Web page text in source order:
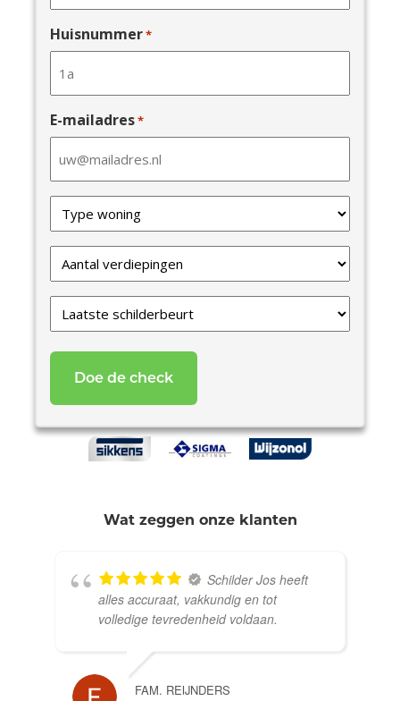
Huisnummer*
E-mailadres*
van
uw
woning
*
Verdiepingen
schilderbeurt
Wat zeggen onze klanten
Schilder Jos heeft
alles accuraat, vakkundig en tot
volledige tevredenheid voldaan.
FAM. REIJNDERS